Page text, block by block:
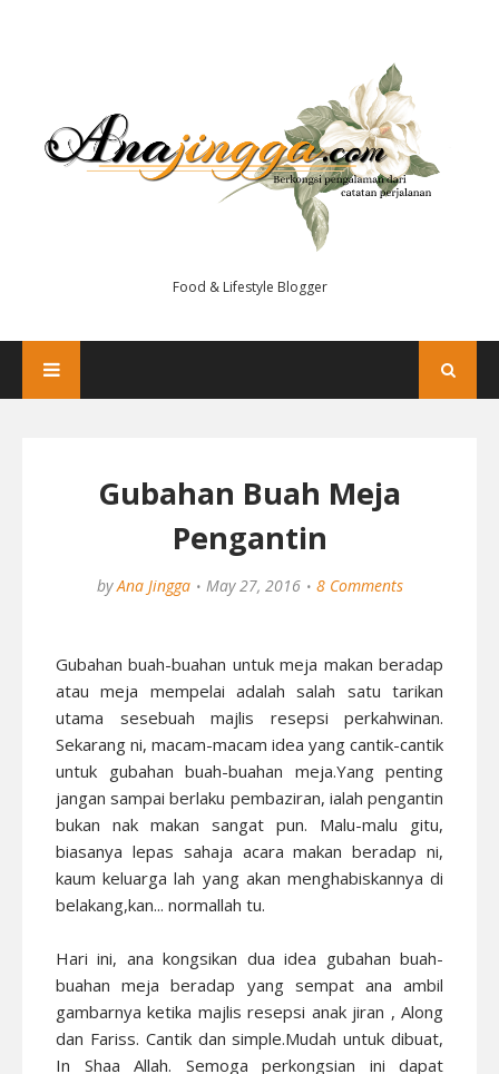
Food & Lifestyle Blogger
Gubahan Buah Meja
Pengantin
by Ana Jingga May 27, 2016 8 Comments
Gubahan buah-buahan untuk meja makan beradap
atau meja mempelai adalah salah satu tarikan
utama sesebuah majlis resepsi perkahwinan.
Sekarang ni, macam-macam idea yang cantik-cantik
untuk gubahan buah-buahan meja.Yang penting
jangan sampai berlaku pembaziran, ialah pengantin
bukan nak makan sangat pun. Malu-malu gitu,
biasanya lepas sahaja acara makan beradap ni,
kaum keluarga lah yang akan menghabiskannya di
belakang,kan... normallah tu.
Hari ini, ana kongsikan dua idea gubahan buah-
buahan meja beradap yang sempat ana ambil
gambarnya ketika majlis resepsi anak jiran , Along
dan Fariss. Cantik dan simple.Mudah untuk dibuat,
In Shaa Allah. Semoga perkongsian ini dapat